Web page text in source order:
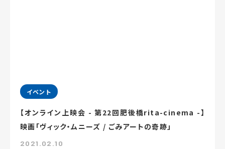
イベント
【オンライン上映会 - 第22回肥後橋rita-cinema -】
映画「ヴィック・ムニーズ / ごみアートの奇跡」
2021.02.10